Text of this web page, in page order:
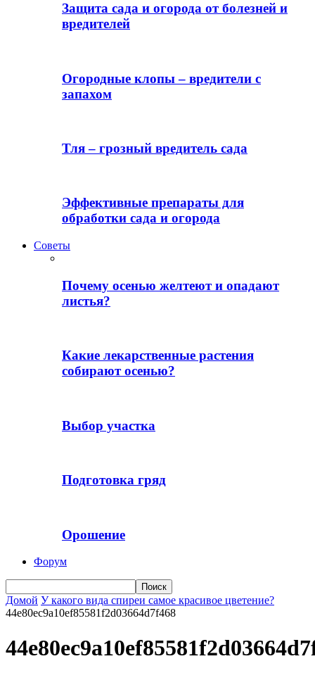
Защита сада и огорода от болезней и
вредителей
Огородные клопы – вредители с
запахом
Тля – грозный вредитель сада
Эффективные препараты для
обработки сада и огорода
Советы
Почему осенью желтеют и опадают
листья?
Какие лекарственные растения
собирают осенью?
Выбор участка
Подготовка гряд
Орошение
Форум
Домой У какого вида спиреи самое красивое цветение?
44e80ec9a10ef85581f2d03664d7f468